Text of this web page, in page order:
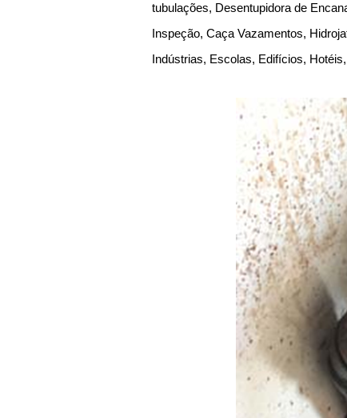
tubulações, Desentupidora de
Inspeção, Caça Vazamentos,
Indústrias, Escolas, Edifícios,